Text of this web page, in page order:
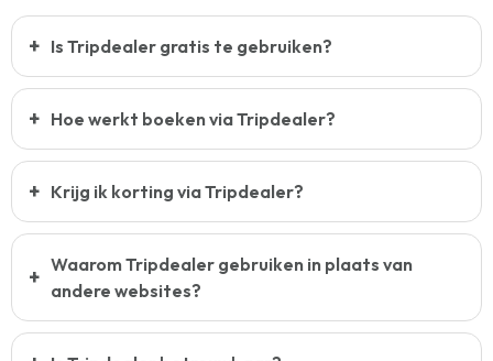
Is Tripdealer gratis te gebruiken?
Hoe werkt boeken via Tripdealer?
Krijg ik korting via Tripdealer?
Waarom Tripdealer gebruiken in plaats van
andere websites?